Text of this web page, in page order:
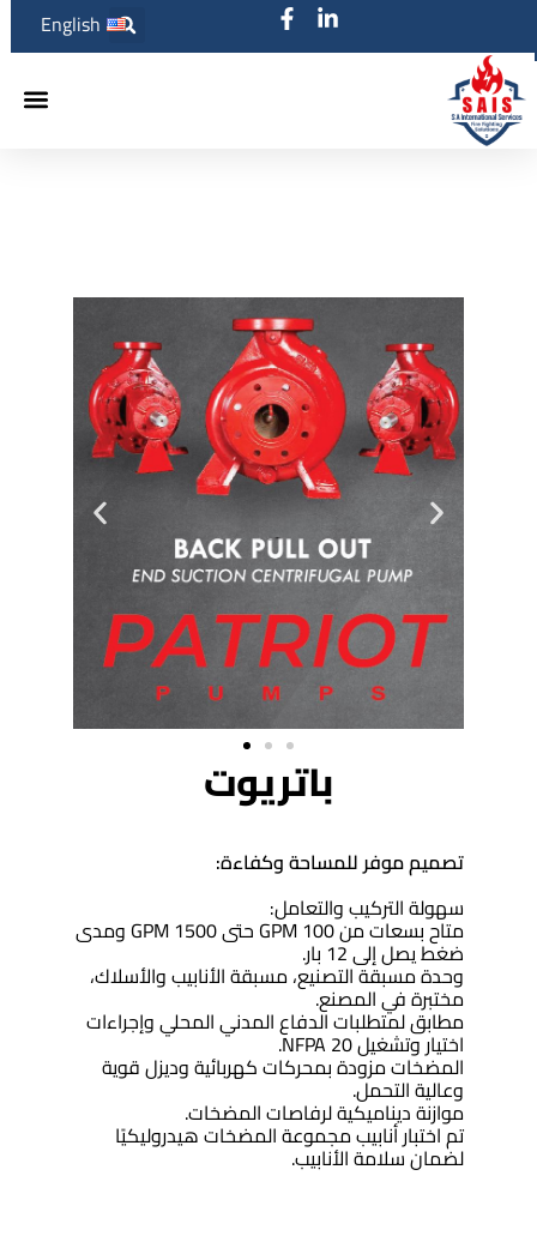
English
باتريوت
تصميم موفر للمساحة وكفاءة:
سهولة التركيب والتعامل:
متاح بسعات من 100 GPM حتى 1500 GPM ومدى
ضغط يصل إلى 12 بار.
وحدة مسبقة التصنيع، مسبقة الأنابيب والأسلاك،
مختبرة في المصنع.
مطابق لمتطلبات الدفاع المدني المحلي وإجراءات
اختيار وتشغيل NFPA 20.
المضخات مزودة بمحركات كهربائية وديزل قوية
وعالية التحمل.
موازنة ديناميكية لرفاصات المضخات.
تم اختبار أنابيب مجموعة المضخات هيدروليكيًا
لضمان سلامة الأنابيب.